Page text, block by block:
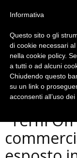
Cronaca
Notte
”Terni
Informativa
Questo sito o gli
di cookie necessari
nella cookie policy.
a tutti o ad alcuni
Chiudendo questo
su un link o
acconsenti all’uso dei